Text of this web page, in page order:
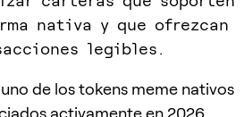
nativa y que ofrezcan
legibles.
de los tokens meme nativos
activamente en 2026.